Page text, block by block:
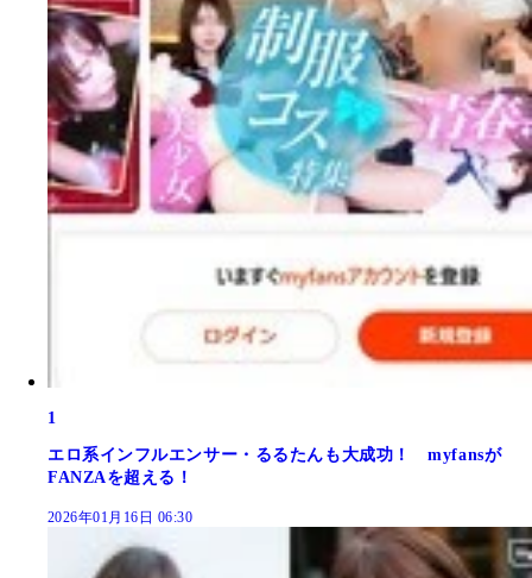
1
エロ系インフルエンサー・るるたんも大成功！ myfansが
FANZAを超える！
2026年01月16日 06:30